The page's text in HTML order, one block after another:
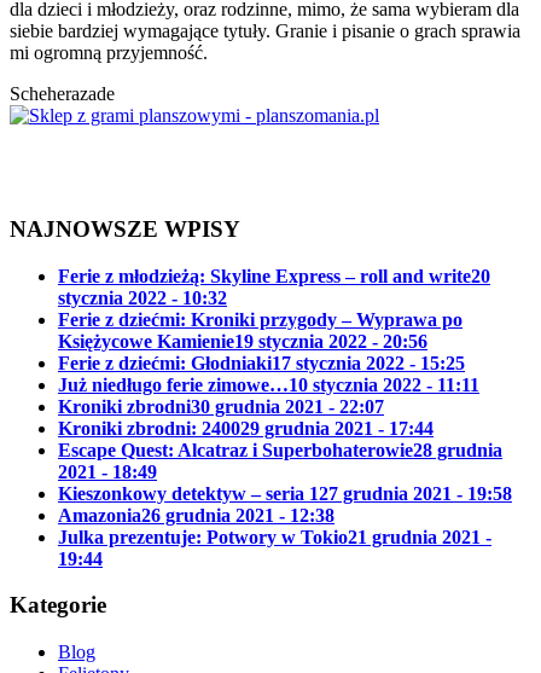
dla dzieci i młodzieży, oraz rodzinne, mimo, że sama wybieram dla
siebie bardziej wymagające tytuły. Granie i pisanie o grach sprawia
mi ogromną przyjemność.
Scheherazade
NAJNOWSZE WPISY
Ferie z młodzieżą: Skyline Express – roll and write20
stycznia 2022 - 10:32
Ferie z dziećmi: Kroniki przygody – Wyprawa po
Księżycowe Kamienie19 stycznia 2022 - 20:56
Ferie z dziećmi: Głodniaki17 stycznia 2022 - 15:25
Już niedługo ferie zimowe…10 stycznia 2022 - 11:11
Kroniki zbrodni30 grudnia 2021 - 22:07
Kroniki zbrodni: 240029 grudnia 2021 - 17:44
Escape Quest: Alcatraz i Superbohaterowie28 grudnia
2021 - 18:49
Kieszonkowy detektyw – seria 127 grudnia 2021 - 19:58
Amazonia26 grudnia 2021 - 12:38
Julka prezentuje: Potwory w Tokio21 grudnia 2021 -
19:44
Kategorie
Blog